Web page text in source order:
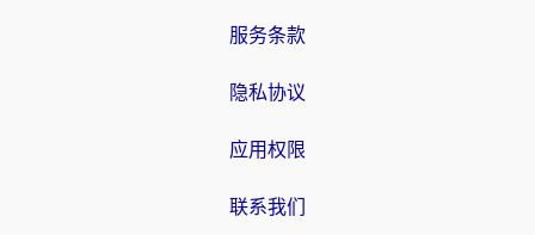
服务条款
隐私协议
应用权限
联系我们